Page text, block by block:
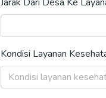
Kondisi Layanan